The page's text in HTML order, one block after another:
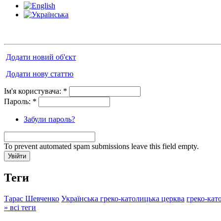
Додати новий об'єкт
Додати нову статтю
Ім'я користувача: *
Пароль: *
Забули пароль?
To prevent automated spam submissions leave this field empty.
Теги
Тарас Шевченко Українська греко-католицька церква греко-
» всі теги